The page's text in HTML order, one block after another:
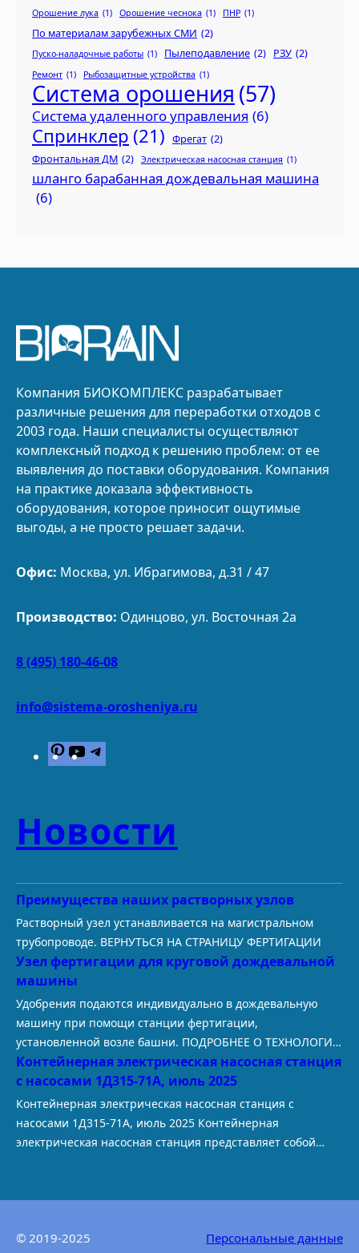
Орошение лука (1) Орошение чеснока (1) ПНР (1)
По материалам зарубежных СМИ (2)
Пуско-наладочные работы (1) Пылеподавление (2) РЗУ (2)
Ремонт (1) Рыбозащитные устройства (1)
Система орошения (57)
Система удаленного управления (6)
Спринклер (21) Фрегат (2)
Фронтальная ДМ (2) Электрическая насосная станция (1)
шланго барабанная дождевальная машина
(6)
Компания БИОКОМПЛЕКС разрабатывает
различные решения для переработки отходов с
2003 года. Наши специалисты осуществляют
комплексный подход к решению проблем: от ее
выявления до поставки оборудования. Компания
на практике доказала эффективность
оборудования, которое приносит ощутимые
выгоды, а не просто решает задачи.
Офис: Москва, ул. Ибрагимова, д.31 / 47
Производство: Одинцово, ул. Восточная 2а
8 (495) 180-46-08
info@sistema-orosheniya.ru
P
i
e
r
s
t
Y
o
u
b
e
g
r
m
Новости
Преимущества наших растворных узлов
Растворный узел устанавливается на магистральном
трубопроводе. ВЕРНУТЬСЯ НА СТРАНИЦУ ФЕРТИГАЦИИ
Узел фертигации для круговой дождевальной
машины
Удобрения подаются индивидуально в дождевальную
машину при помощи станции фертигации,
установленной возле башни. ПОДРОБНЕЕ О ТЕХНОЛОГИИ
ФЕРТИГАЦИИ В условиях растущей конкуренции и
требований к рентабельности сельскохозяйственные
производители все чаще обращаются к технологиям,
которые позволяют получать максимальную отдачу с
каждого гектара. Одной из таких высокоэффективных
Контейнерная электрическая насосная станция
с насосами 1Д315-71А, июль 2025
Контейнерная электрическая насосная станция с
насосами 1Д315-71А, июль 2025 Контейнерная
электрическая насосная станция представляет собой
забор воды из открытого водоема и обеспечивает ее
потребителю. При необходимости осуществления
© 2019-2025 Персональные данные